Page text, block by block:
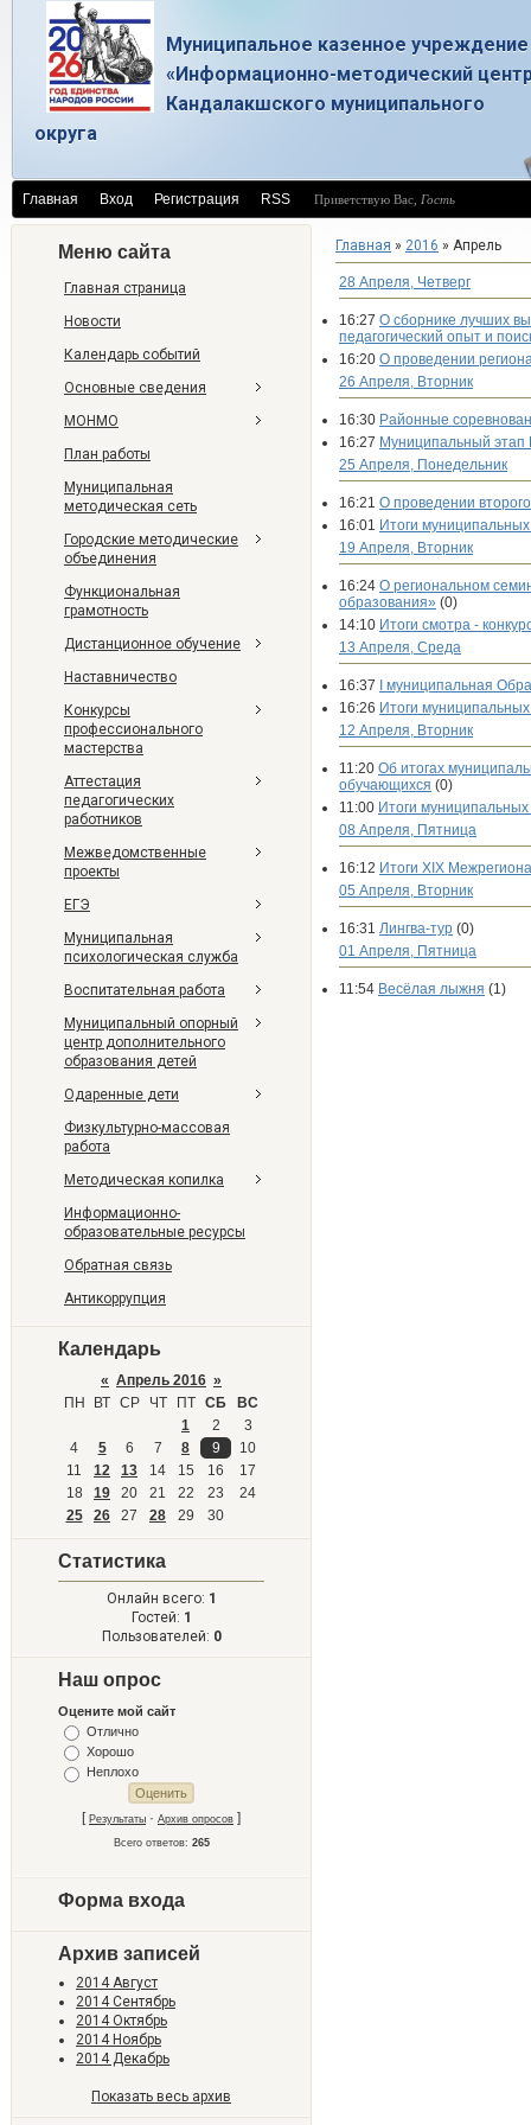
Муниципальное казенное учреждение
«Информационно-методический
Кандалакшского муниципального
округа
Главная Вход Регистрация RSS Приветствую Вас Гость
Меню сайта
Главная страница
Новости
Календарь событий
Основные сведения
МОНМО
План работы
Муниципальная
методическая сеть
Городские методические
объединения
Функциональная
грамотность
Дистанционное обучение
Наставничество
Конкурсы
профессионального
мастерства
Аттестация
педагогических
работников
Межведомственные
проекты
ЕГЭ
Муниципальная
психологическая служба
Воспитательная работа
Муниципальный опорный
центр дополнительного
образования детей
Одаренные дети
Физкультурно-массовая
работа
Методическая копилка
Информационно-
образовательные ресурсы
Обратная связь
Антикоррупция
Календарь
« Апрель 2016 »
ПН
ВТ СР ЧТ ПТ СБ
ВС
1
2
3
4
5 6 7 8 9
10
11
12 13 14 15 16
17
18
19 20 21 22 23
24
25
26 27 28 29 30
Статистика
Онлайн всего: 1
Гостей: 1
Пользователей: 0
Наш опрос
Оцените мой сайт
Отлично
Хорошо
Неплохо
[ Результаты · Архив опросов ]
Всего ответов: 265
Форма входа
Архив записей
2014 Август
2014 Сентябрь
2014 Октябрь
2014 Ноябрь
2014 Декабрь
Показать весь архив
Главная » 2016 » Апрель
28 Апреля, Четверг
16:27 О сборнике лучших
педагогический опыт и
16:20 О проведении
26 Апреля, Вторник
16:30 Районные
16:27 Муниципальный этап
25 Апреля, Понедельник
16:21 О проведении
16:01 Итоги
19 Апреля, Вторник
16:24 О региональном
образования» (0)
14:10 Итоги смотра -
13 Апреля, Среда
16:37
I муниципальная
16:26 Итоги муниципальных
12 Апреля, Вторник
11:20 Об итогах
обучающихся (0)
11:00 Итоги муниципальных
08 Апреля, Пятница
16:12 Итоги XIX
05 Апреля, Вторник
16:31 Лингва-тур (0)
01 Апреля, Пятница
11:54 Весёлая лыжня (1)